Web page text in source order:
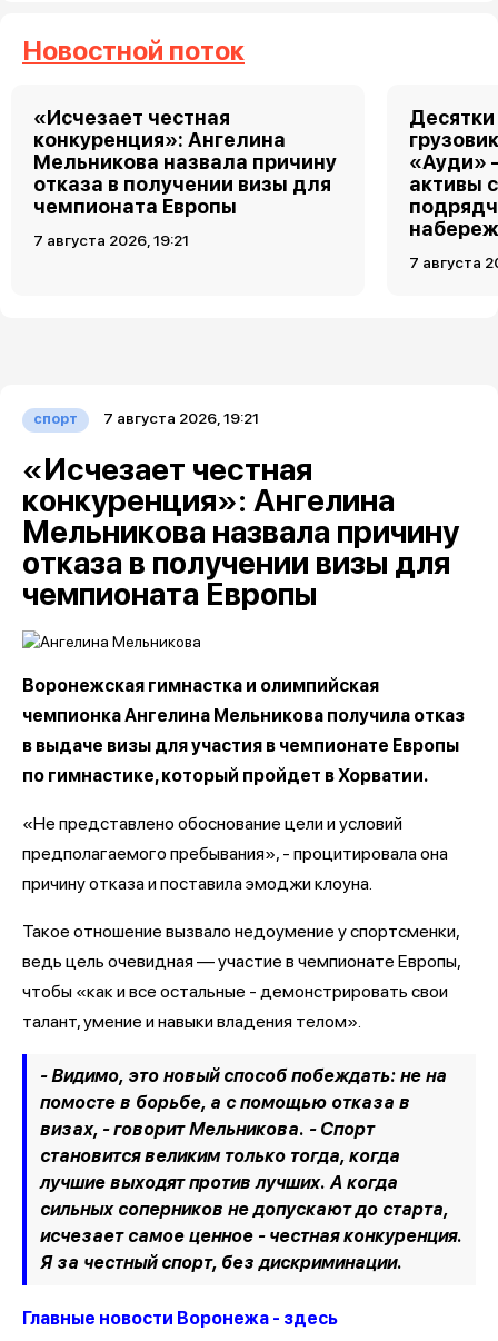
Новостной поток
«Исчезает честная
конкуренция»: Ангелина
Мельникова назвала причину
отказа в получении визы для
чемпионата Европы
7 августа 2026, 19:21
«Ауди»
активы
7 августа
спорт 7 августа 2026, 19:21
«Исчезает честная
конкуренция»: Ангелина
Мельникова назвала причину
отказа в получении визы для
чемпионата Европы
Воронежская гимнастка и олимпийская
чемпионка Ангелина Мельникова получила отказ
в выдаче визы для участия в чемпионате Европы
по гимнастике, который пройдет в Хорватии.
«Не представлено обоснование цели и условий
предполагаемого пребывания», - процитировала она
причину отказа и поставила эмоджи клоуна.
Такое отношение вызвало недоумение у спортсменки,
ведь цель очевидная — участие в чемпионате Европы,
чтобы «как и все остальные - демонстрировать свои
талант, умение и навыки владения телом».
- Видимо, это новый способ побеждать: не на
помосте в борьбе, а с помощью отказа в
визах, - говорит Мельникова. - Спорт
становится великим только тогда, когда
лучшие выходят против лучших. А когда
сильных соперников не допускают до старта,
исчезает самое ценное - честная конкуренция.
Я за честный спорт, без дискриминации.
Главные новости Воронежа - здесь